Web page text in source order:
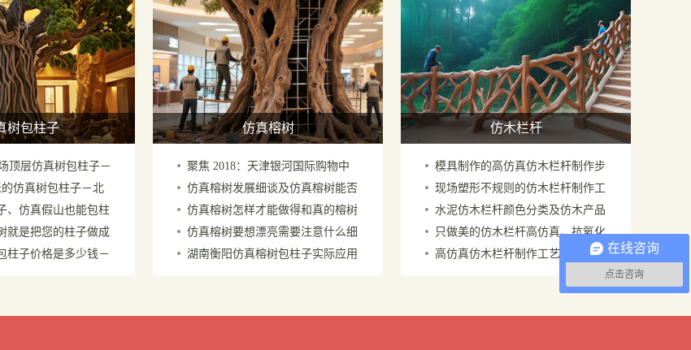
树包柱子
顶层仿真树包柱子－
仿真树包柱子－北
、仿真假山也能包柱
外滩
就是把您的柱子做成
柱子价格是多少钱－
仿真榕树
聚焦 2018：天津银河国际购物中
心的仿真树f貌
仿真榕树发展细谈及仿真榕树能否
起到藏feng聚气作用
仿真榕树怎样才能做得和真的榕树
一样－仿真榕树制作方法
仿真榕树要想漂亮需要注意什么细
节－厂家经验谈
湖南衡阳仿真榕树包柱子实际应用
仿木栏杆
模具制作的高仿真仿木栏杆制作步
骤现场塑形不规则的仿木栏杆制作工
艺，效果逼真
水泥仿木栏杆颜色分类及仿木产品
颜色划分
只做美的仿木栏杆高仿真、抗氧化
高仿真仿木栏杆制作工艺
在线咨询
点击咨询